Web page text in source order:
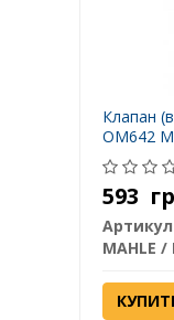
Клапан
OM642
593
MAHLE /